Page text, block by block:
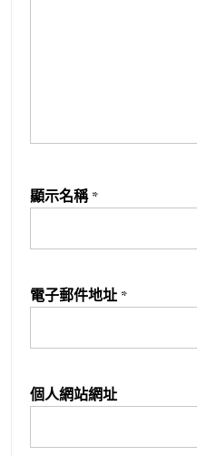
顯示名稱 *
電子郵件地址 *
個人網站網址